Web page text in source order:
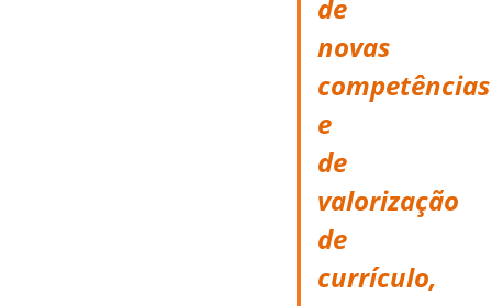
de
novas
competências
e
de
valorização
de
currículo,